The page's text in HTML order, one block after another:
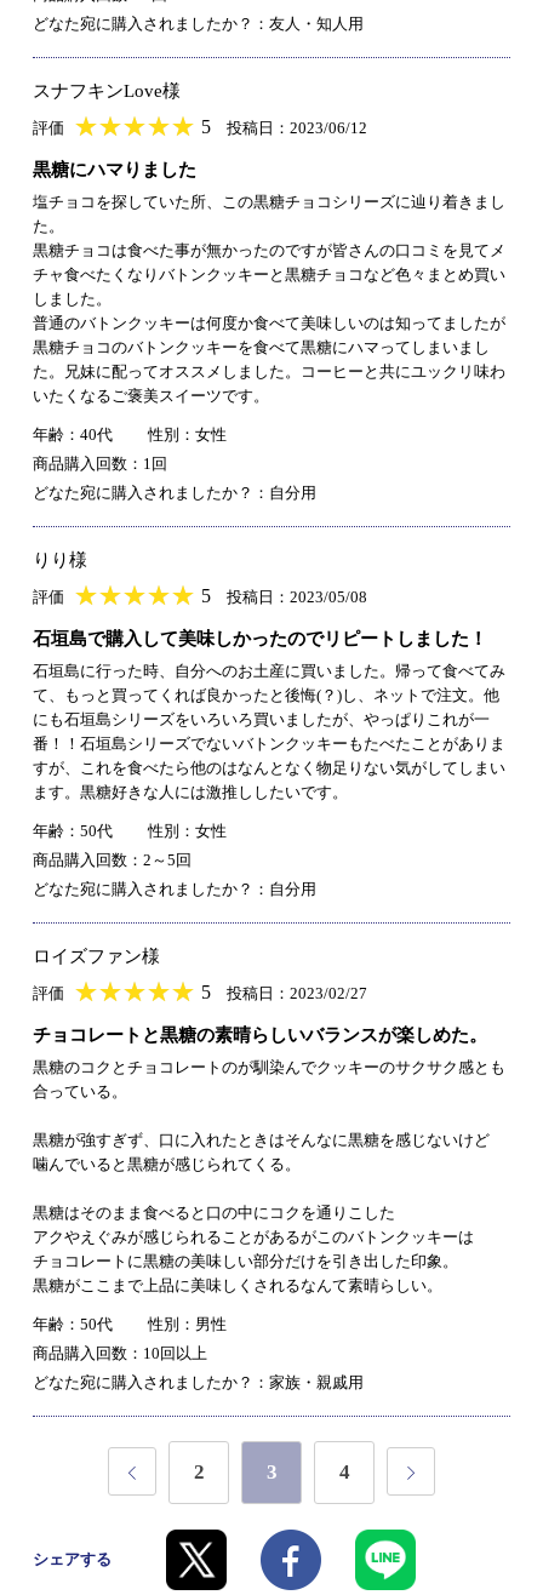
どなた宛に購入されましたか？：友人・知人用
スナフキンLove様
評価 ★★★★★
★★★★★ 5 投稿日：2023/06/12
黒糖にハマりました
塩チョコを探していた所、この黒糖チョコシリーズに辿り着きまし
た。
黒糖チョコは食べた事が無かったのですが皆さんの口コミを見てメ
チャ食べたくなりバトンクッキーと黒糖チョコなど色々まとめ買い
しました。
普通のバトンクッキーは何度か食べて美味しいのは知ってましたが
黒糖チョコのバトンクッキーを食べて黒糖にハマってしまいまし
た。兄妹に配ってオススメしました。コーヒーと共にユックリ味わ
いたくなるご褒美スイーツです。
年齢：40代
性別：女性
商品購入回数：1回
どなた宛に購入されましたか？：自分用
りり様
評価 ★★★★★
★★★★★ 5 投稿日：2023/05/08
石垣島で購入して美味しかったのでリピートしました！
石垣島に行った時、自分へのお土産に買いました。帰って食べてみ
て、もっと買ってくれば良かったと後悔(？)し、ネットで注文。他
にも石垣島シリーズをいろいろ買いましたが、やっぱりこれが一
番！！石垣島シリーズでないバトンクッキーもたべたことがありま
すが、これを食べたら他のはなんとなく物足りない気がしてしまい
ます。黒糖好きな人には激推ししたいです。
年齢：50代
性別：女性
商品購入回数：2～5回
どなた宛に購入されましたか？：自分用
ロイズファン様
評価 ★★★★★
★★★★★ 5 投稿日：2023/02/27
チョコレートと黒糖の素晴らしいバランスが楽しめた。
黒糖のコクとチョコレートのが馴染んでクッキーのサクサク感とも
合っている。
黒糖が強すぎず、口に入れたときはそんなに黒糖を感じないけど
噛んでいると黒糖が感じられてくる。
黒糖はそのまま食べると口の中にコクを通りこした
アクやえぐみが感じられることがあるがこのバトンクッキーは
チョコレートに黒糖の美味しい部分だけを引き出した印象。
黒糖がここまで上品に美味しくされるなんて素晴らしい。
年齢：50代
性別：男性
商品購入回数：10回以上
どなた宛に購入されましたか？：家族・親戚用
2 3 4
シェアする